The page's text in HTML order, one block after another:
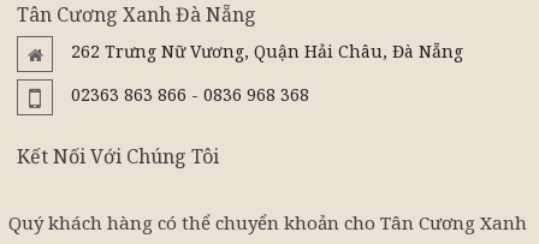
Tân Cương Xanh Đà Nẵng
262 Trưng Nữ Vương, Quận Hải Châu, Đà Nẵng
02363 863 866 - 0836 968 368
Kết Nối Với Chúng Tôi
Quý khách hàng có thể chuyển khoản cho Tân Cương Xanh